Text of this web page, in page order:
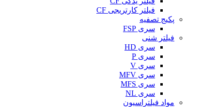
فیلتر کارتریجی CF
پکیج تصفیه
سری FSP
فیلتر شنی
سری HD
سری P
سری V
سری MFV
سری MFS
سری NL
مواد فیلتراسیون